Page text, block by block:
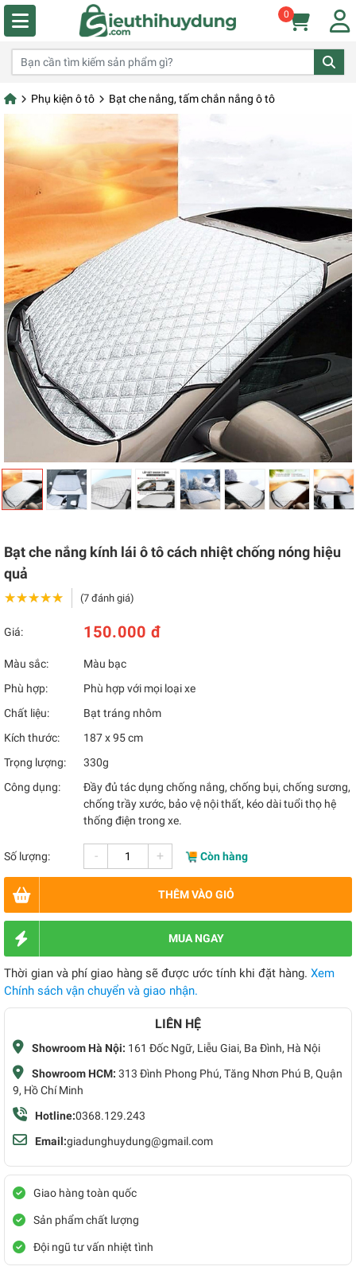
0
Phụ kiện ô tô Bạt che nắng, tấm chắn nắng ô tô
Bạt che nắng kính lái ô tô cách nhiệt chống nóng hiệu
quả
★★★★★
★★★★★ (7 đánh giá)
Giá: 150.000 đ
Màu sắc:
Màu bạc
Phù hợp:
Phù hợp với mọi loại xe
Chất liệu:
Bạt tráng nhôm
Kích thước:
187 x 95 cm
Trọng lượng:
330g
Công dụng:
Đầy đủ tác dụng chống nắng, chống bụi, chống sương,
chống trầy xước, bảo vệ nội thất, kéo dài tuổi thọ hệ
thống điện trong xe.
Số lượng: - + Còn hàng
THÊM VÀO GIỎ
MUA NGAY
Thời gian và phí giao hàng sẽ được ước tính khi đặt hàng. Xem
Chính sách vận chuyển và giao nhận.
LIÊN HỆ
Showroom Hà Nội: 161 Đốc Ngữ, Liễu Giai, Ba Đình, Hà Nội
Showroom HCM: 313 Đình Phong Phú, Tăng Nhơn Phú B, Quận
9, Hồ Chí Minh
Hotline:0368.129.243
Email:giadunghuydung@gmail.com
Giao hàng toàn quốc
Sản phẩm chất lượng
Đội ngũ tư vấn nhiệt tình